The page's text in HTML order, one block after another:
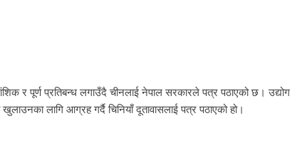
र पूर्ण प्रतिबन्ध लगाउँदै चीनलाई नेपाल सरकारले पत्र पठाएको छ। उद्योग
लागि आग्रह गर्दै चिनियाँ दूतावासलाई पत्र पठाएको हो।